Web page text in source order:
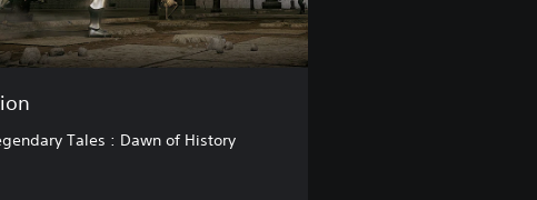
Tales : Dawn of History